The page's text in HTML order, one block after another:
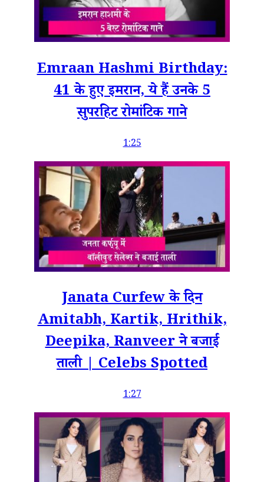
Emraan Hashmi Birthday:
41 के हुए इमरान, ये हैं उनके 5
सुपरहिट रोमांटिक गाने
1:25
Janata Curfew के दिन
Amitabh, Kartik, Hrithik,
Deepika, Ranveer ने बजाई
ताली | Celebs Spotted
1:27